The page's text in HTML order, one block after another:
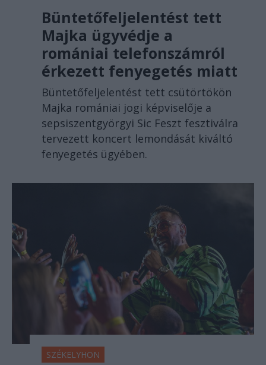
Büntetőfeljelentést tett
Majka ügyvédje a
romániai telefonszámról
érkezett fenyegetés miatt
Büntetőfeljelentést tett csütörtökön
Majka romániai jogi képviselője a
sepsiszentgyörgyi Sic Feszt fesztiválra
tervezett koncert lemondását kiváltó
fenyegetés ügyében.
SZÉKELYHON